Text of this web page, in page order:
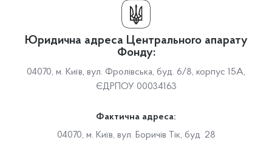
Юридична адреса Центрального апарату
Фонду:
04070, м. Київ, вул. Фролівська, буд. 6/8, корпус 15А,
ЄДРПОУ 00034163
Фактична адреса:
04070, м. Київ, вул. Боричів Тік, буд. 28